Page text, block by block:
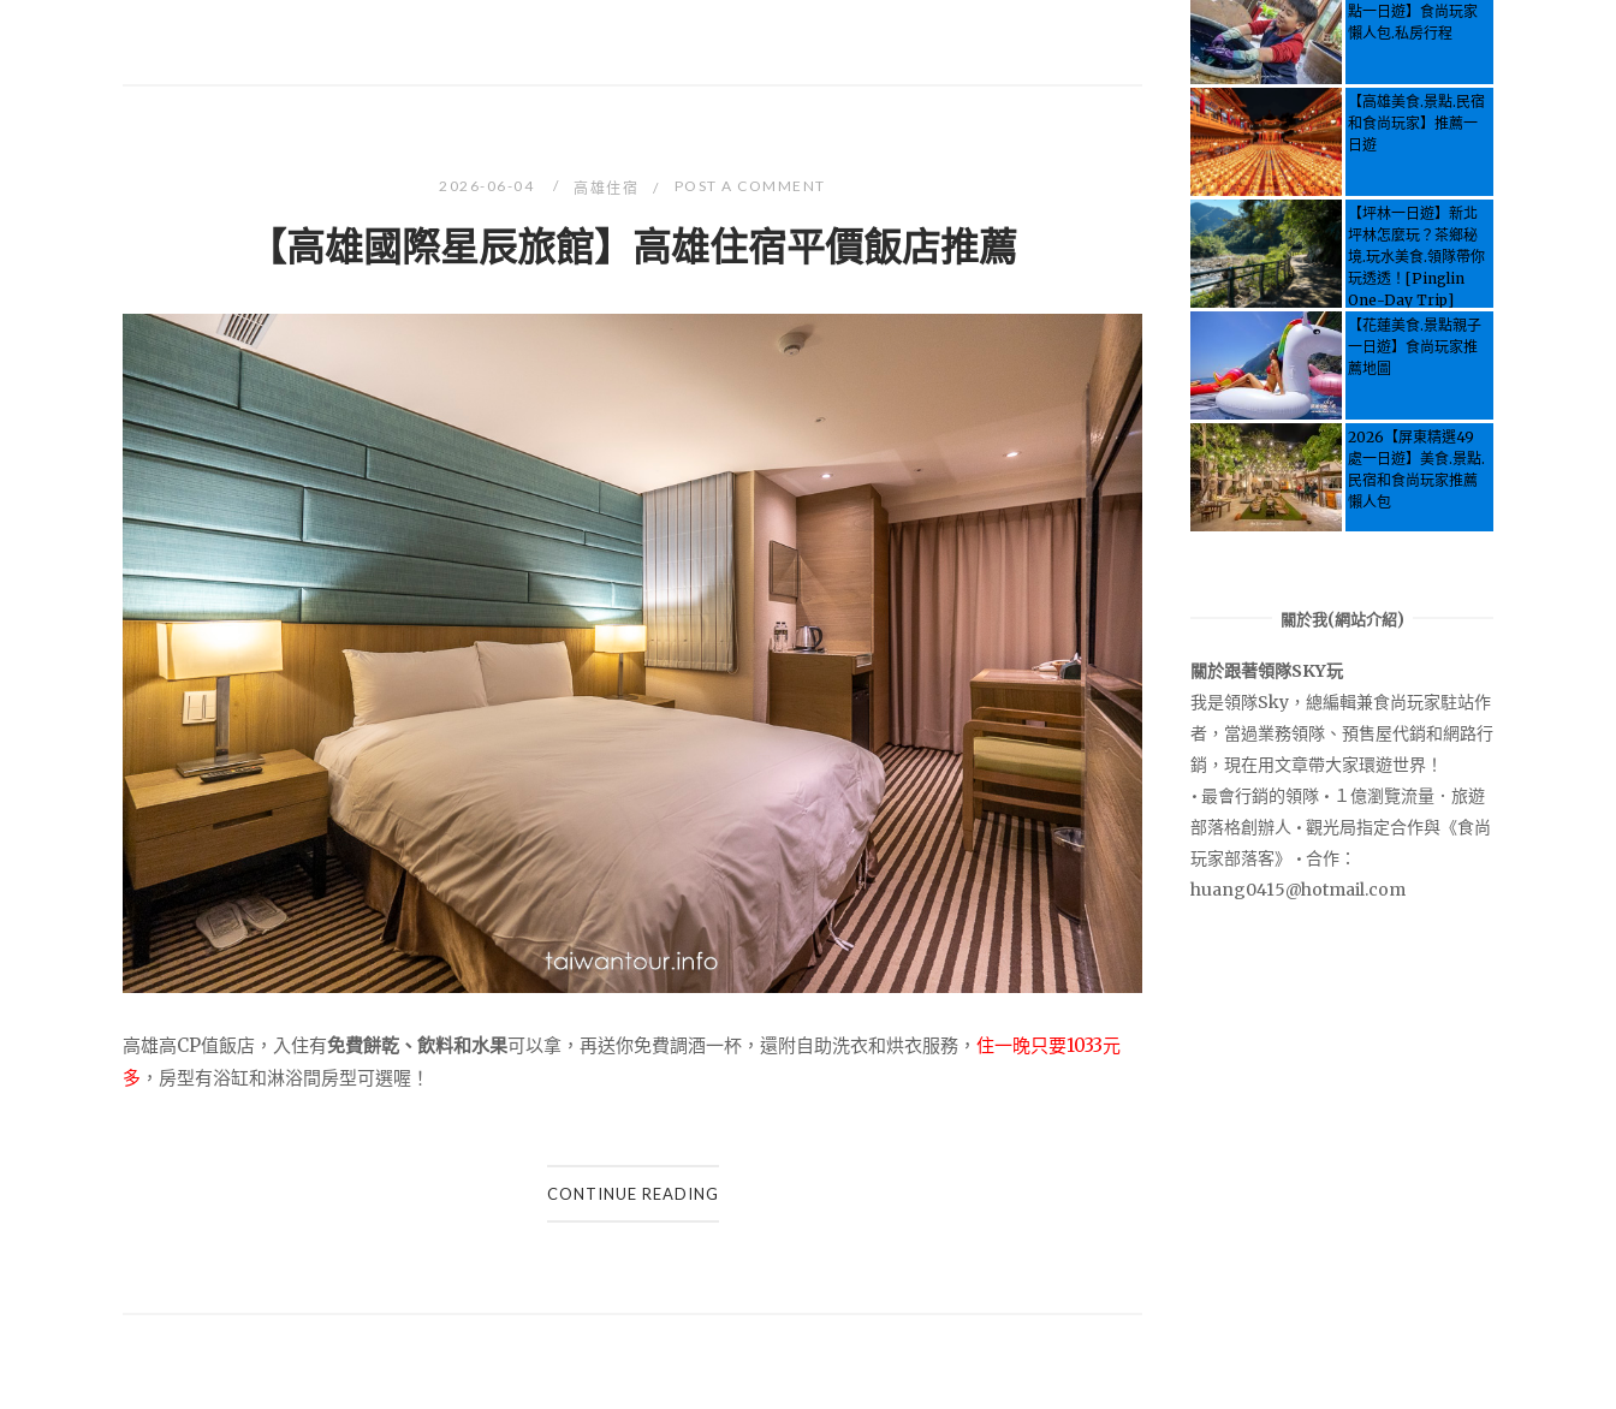
2026-06-04 高雄住宿 POST A COMMENT
【高雄國際星辰旅館】高雄住宿平價飯店推薦
高雄高CP值飯店，入住有免費餅乾、飲料和水果可以拿，再送你免費調酒一杯，還附自助洗衣和烘衣服務， 住一晚只要1033元
多 ，房型有浴缸和淋浴間房型可選喔！
CONTINUE READING
點一日遊】食尚玩家
懶人包.私房行程
【高雄美食.景點.民宿
和食尚玩家】推薦一
日遊
【坪林一日遊】新北
坪林怎麼玩？茶鄉秘
境.玩水美食.領隊帶你
玩透透！[Pinglin
One-Day Trip]
How to explore
Pinglin, New
Taipei? Tea Village
Let the guide take
you through it all!
【花蓮美食.景點親子
一日遊】食尚玩家推
薦地圖
2026【屏東精選49
處一日遊】美食.景點.
民宿和食尚玩家推薦
懶人包
關於我(網站介紹)
關於跟著領隊SKY玩
我是領隊Sky，總編輯兼食尚玩家駐站作
者，當過業務領隊、預售屋代銷和網路行
銷，現在用文章帶大家環遊世界！
• 最會行銷的領隊 • １億瀏覽流量．旅遊
部落格創辦人 • 觀光局指定合作與《食尚
玩家部落客》 • 合作：
huang0415@hotmail.com